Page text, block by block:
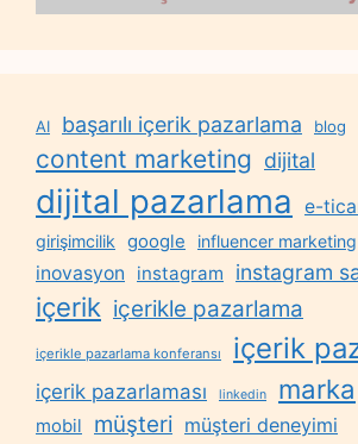
AI başarılı içerik pazarlama blog
content marketing dijital
dijital pazarlama e-
girişimcilik google influencer marketing
inovasyon instagram instagram
içerik içerikle pazarlama
içerikle pazarlama konferansı içerik
içerik pazarlaması linkedin marka
mobil müşteri müşteri deneyimi